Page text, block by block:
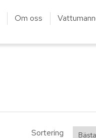
Om oss
Sortering